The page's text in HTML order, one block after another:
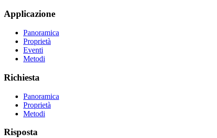
Applicazione
Panoramica
Proprietà
Eventi
Metodi
Richiesta
Panoramica
Proprietà
Metodi
Risposta